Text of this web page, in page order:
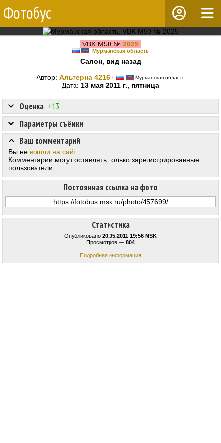
Фотобус
VBK M50 № 2025
Мурманская область
Салон, вид назад
Автор: Альтерна 4216 · Мурманская область
Дата: 13 мая 2011 г., пятница
Статистика
Опубликовано 20.05.2011 19:56 MSK
Просмотров — 804
Подробная информация
Оценка +13
Постоянная ссылка на фото
Параметры съёмки
Ваш комментарий
Вы не вошли на сайт.
Комментарии могут оставлять только зарегистрированные
пользователи.